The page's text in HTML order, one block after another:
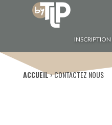
INSCRIPTION
ACCUEIL›CONTACTEZ NOUS